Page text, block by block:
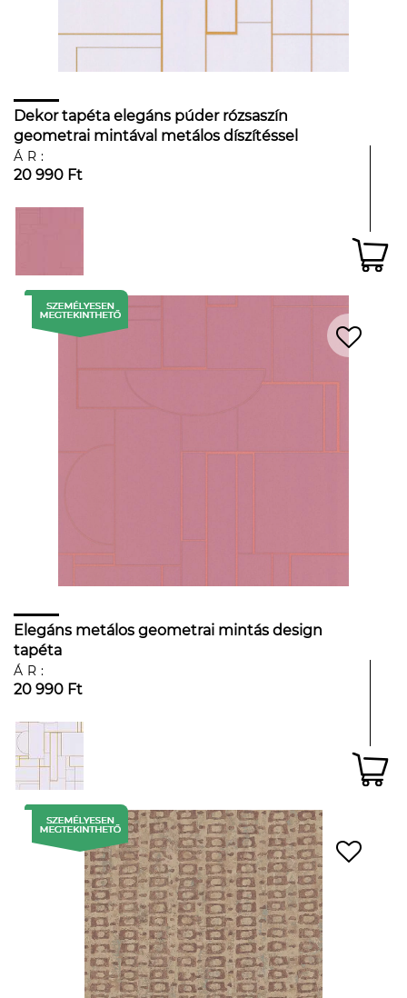
Dekor tapéta elegáns púder rózsaszín
geometrai mintával metálos díszítéssel
ÁR:
20 990 Ft
Elegáns metálos geometrai mintás design
tapéta
ÁR:
20 990 Ft